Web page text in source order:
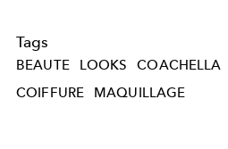
Tags
BEAUTE LOOKS COACHELLA
COIFFURE
MAQUILLAGE